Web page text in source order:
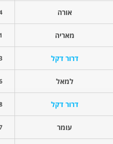
אורה
מאריה
דרור דקל
למאל
דרור דקל
עומר